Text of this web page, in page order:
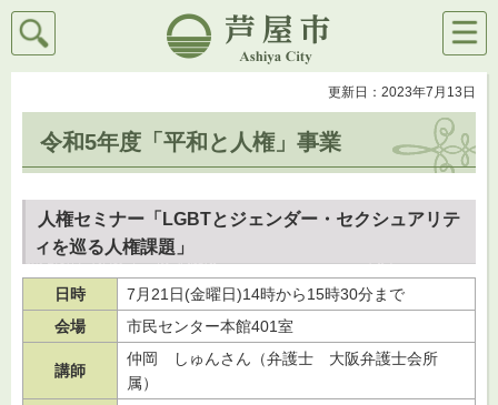
芦屋市
検索
メニ
ュー
更新日：2023年7月13日
令和5年度「平和と人権」事業
人権セミナー「LGBTとジェンダー・セクシュアリテ
ィを巡る人権課題」
日時
7月21日(金曜日)14時から15時30分まで
会場
市民センター本館401室
講師
仲岡 し ゅんさん（弁護士 大阪弁護士会所
属）